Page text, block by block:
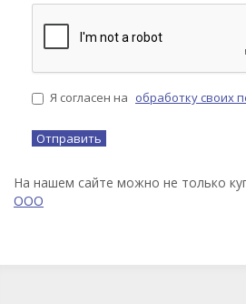
Я согласен на обработку своих
На нашем сайте можно не только
ООО